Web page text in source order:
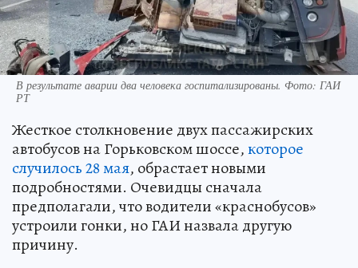
В результате аварии два человека госпитализированы. Фото: ГАИ
РТ
Жесткое столкновение двух пассажирских
автобусов на Горьковском шоссе,которое
случилось 28 мая, обрастает новыми
подробностями. Очевидцы сначала
предполагали, что водители «краснобусов»
устроили гонки, но ГАИ назвала другую
причину.